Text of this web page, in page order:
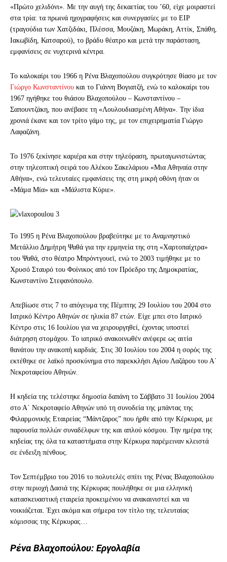
«Πρώτο χελιδόνι». Με την αυγή της δεκαετίας του ’60, είχε μοιραστεί
στα τρία: τα πρωινά ηχογραφήσεις και συνεργασίες με το ΕΙΡ
(τραγούδια των Χατζιδάκι, Πλέσσα, Μουζάκη, Μωράκη, Αττίκ, Σπάθη,
Ιακωβίδη, Κατσαρού), το βράδυ θέατρο και μετά την παράσταση,
εμφανίσεις σε νυχτερινά κέντρα.
Το καλοκαίρι του 1966 η Ρένα Βλαχοπούλου συγκρότησε θίασο με τον
Γιώργο Κωνσταντίνου και το Γιάννη Βογιατζή, ενώ το καλοκαίρι του
1967 ηγήθηκε του θιάσου Βλαχοπούλου – Κωνσταντίνου –
Σαπουντζάκη, που ανέβασε τη «Λουλουδιασμένη Αθήνα». Την ίδια
χρονιά έκανε και τον τρίτο γάμο της, με τον επιχειρηματία Γιώργο
Λαφαζάνη.
Το 1976 ξεκίνησε καριέρα και στην τηλεόραση, πρωταγωνιστώντας
στην τηλεοπτική σειρά του Αλέκου Σακελάριου «Μια Αθηναία στην
Αθήνα», ενώ τελευταίες εμφανίσεις της στη μικρή οθόνη ήταν οι
«Μάμα Μία» και «Μάλιστα Κύριε».
Το 1995 η Ρένα Βλαχοπούλου βραβεύτηκε με το Αναμνηστικό
Μετάλλιο Δημήτρη Ψαθά για την ερμηνεία της στη «Χαρτοπαίχτρα»
του Ψαθά, στο θέατρο Μπρόντγουεϊ, ενώ το 2003 τιμήθηκε με το
Χρυσό Σταυρό του Φοίνικος από τον Πρόεδρο της Δημοκρατίας,
Κωνσταντίνο Στεφανόπουλο.
Απεβίωσε στις 7 το απόγευμα της Πέμπτης 29 Ιουλίου του 2004 στο
Ιατρικό Κέντρο Αθηνών σε ηλικία 87 ετών. Είχε μπει στο Ιατρικό
Κέντρο στις 16 Ιουλίου για να χειρουργηθεί, έχοντας υποστεί
διάτρηση στομάχου. Το ιατρικό ανακοινωθέν ανέφερε ως αιτία
θανάτου την ανακοπή καρδιάς. Στις 30 Ιουλίου του 2004 η σορός της
εκτέθηκε σε λαϊκό προσκύνημα στο παρεκκλήσι Αγίου Λαζάρου του Α΄
Νεκροταφείου Αθηνών.
Η κηδεία της τελέστηκε δημοσία δαπάνη το Σάββατο 31 Ιουλίου 2004
στο Α΄ Νεκροταφείο Αθηνών υπό τη συνοδεία της μπάντας της
Φιλαρμονικής Εταιρείας “Μάντζαρος” που ήρθε από την Κέρκυρα, με
παρουσία πολλών συναδέλφων της και απλού κόσμου. Την ημέρα της
κηδείας της όλα τα καταστήματα στην Κέρκυρα παρέμειναν κλειστά
σε ένδειξη πένθους.
Τον Σεπτέμβριο του 2016 το πολυτελές σπίτι της Ρένας Βλαχοπούλου
στην περιοχή Δασιά της Κέρκυρας πουλήθηκε σε μια ελληνική
κατασκευαστική εταιρεία προκειμένου να ανακαινιστεί και να
νοικιάζεται. Έχει ακόμα και σήμερα τον τίτλο της τελευταίας
κόμισσας της Κέρκυρας…
Ρένα Βλαχοπούλου: Εργολαβία